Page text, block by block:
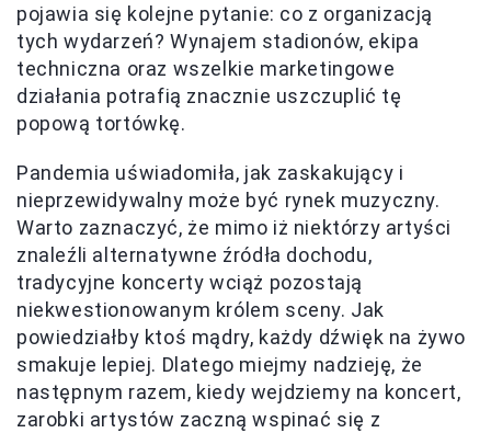
pojawia się kolejne pytanie: co z organizacją
tych wydarzeń? Wynajem stadionów, ekipa
techniczna oraz wszelkie marketingowe
działania potrafią znacznie uszczuplić tę
popową tortówkę.
Pandemia uświadomiła, jak zaskakujący i
nieprzewidywalny może być rynek muzyczny.
Warto zaznaczyć, że mimo iż niektórzy artyści
znaleźli alternatywne źródła dochodu,
tradycyjne koncerty wciąż pozostają
niekwestionowanym królem sceny. Jak
powiedziałby ktoś mądry, każdy dźwięk na żywo
smakuje lepiej. Dlatego miejmy nadzieję, że
następnym razem, kiedy wejdziemy na koncert,
zarobki artystów zaczną wspinać się z